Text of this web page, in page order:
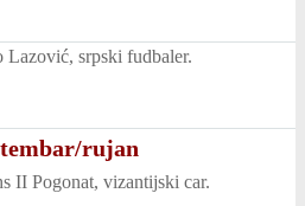
Lazović, srpski fudbaler.
rujan
II Pogonat, vizantijski car.